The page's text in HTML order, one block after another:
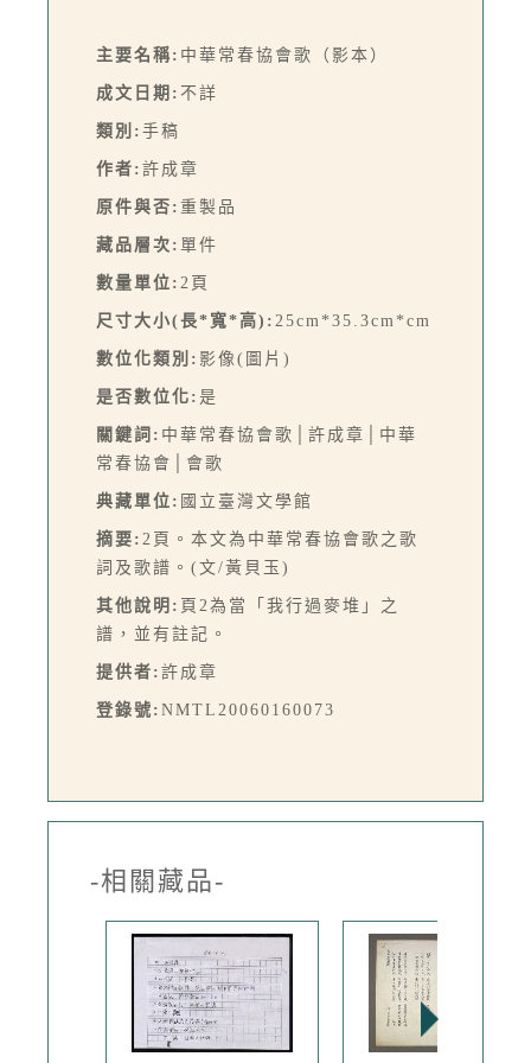
主要名稱: 中華常春協會歌（影本）
成文日期: 不詳
類別: 手稿
作者: 許成章
原件與否: 重製品
藏品層次: 單件
數量單位: 2頁
尺寸大小(長*寬*高): 25cm*35.3cm*cm
數位化類別: 影像(圖片)
是否數位化: 是
關鍵詞: 中華常春協會歌│許成章│中華
常春協會│會歌
典藏單位: 國立臺灣文學館
摘要: 2頁。本文為中華常春協會歌之歌
詞及歌譜。(文/黃貝玉)
其他說明: 頁2為當「我行過麥堆」之
譜，並有註記。
提供者: 許成章
登錄號: NMTL20060160073
-相關藏品-